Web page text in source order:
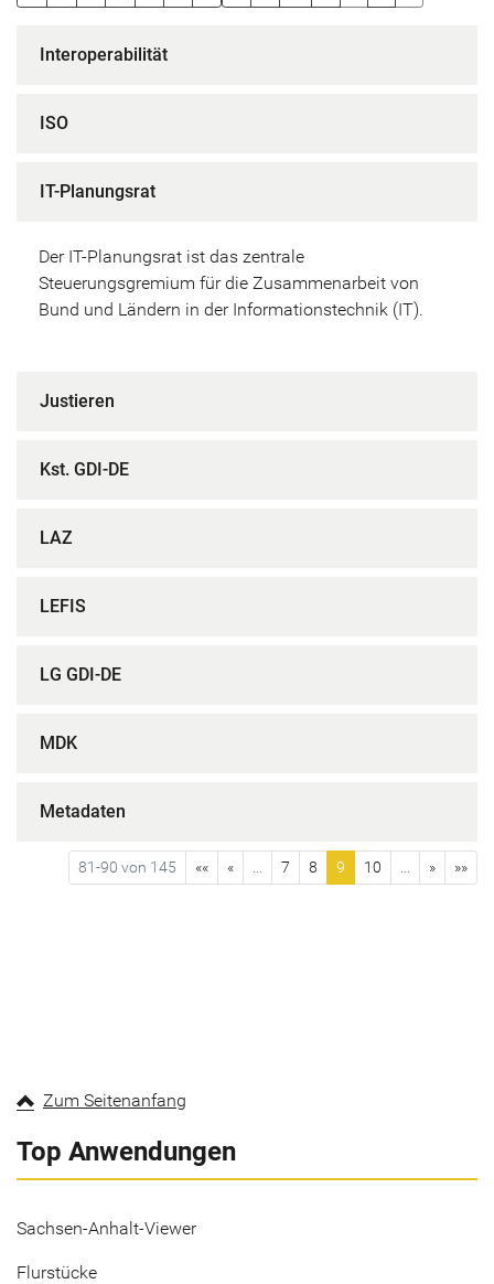
Interoperabilität
ISO
IT-Planungsrat
Der IT-Planungsrat ist das zentrale
Steuerungsgremium für die Zusammenarbeit von
Bund und Ländern in der Informationstechnik (IT).
Justieren
Kst. GDI-DE
LAZ
LEFIS
LG GDI-DE
MDK
Metadaten
81-90 von 145 «« « 7 8 9 10 » »»
Zum Seitenanfang
Top Anwendungen
Sachsen-Anhalt-Viewer
Flurstücke